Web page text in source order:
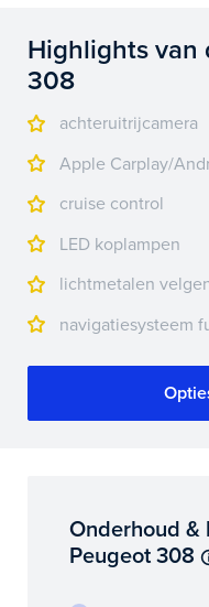
Highlights van
308
achteruitrijcamera
Apple Carplay/
cruise control
LED koplampen
lichtmetalen
navigatiesysteem
Onderhoud &
Peugeot 308